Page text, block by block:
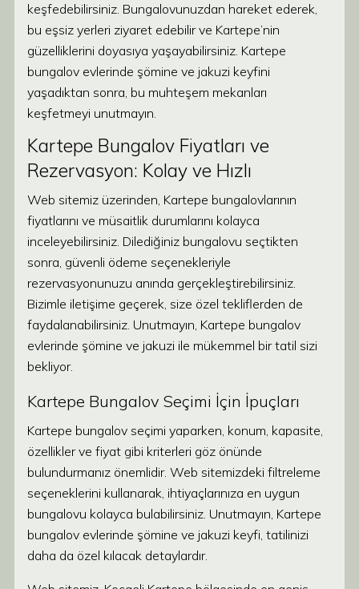
keşfedebilirsiniz. Bungalovunuzdan hareket ederek,
bu eşsiz yerleri ziyaret edebilir ve Kartepe’nin
güzelliklerini doyasıya yaşayabilirsiniz. Kartepe
bungalov evlerinde şömine ve jakuzi keyfini
yaşadıktan sonra, bu muhteşem mekanları
keşfetmeyi unutmayın.
Kartepe Bungalov Fiyatları ve
Rezervasyon: Kolay ve Hızlı
Web sitemiz üzerinden, Kartepe bungalovlarının
fiyatlarını ve müsaitlik durumlarını kolayca
inceleyebilirsiniz. Dilediğiniz bungalovu seçtikten
sonra, güvenli ödeme seçenekleriyle
rezervasyonunuzu anında gerçekleştirebilirsiniz.
Bizimle iletişime geçerek, size özel tekliflerden de
faydalanabilirsiniz. Unutmayın, Kartepe bungalov
evlerinde şömine ve jakuzi ile mükemmel bir tatil sizi
bekliyor.
Kartepe Bungalov Seçimi İçin İpuçları
Kartepe bungalov seçimi yaparken, konum, kapasite,
özellikler ve fiyat gibi kriterleri göz önünde
bulundurmanız önemlidir. Web sitemizdeki filtreleme
seçeneklerini kullanarak, ihtiyaçlarınıza en uygun
bungalovu kolayca bulabilirsiniz. Unutmayın, Kartepe
bungalov evlerinde şömine ve jakuzi keyfi, tatilinizi
daha da özel kılacak detaylardır.